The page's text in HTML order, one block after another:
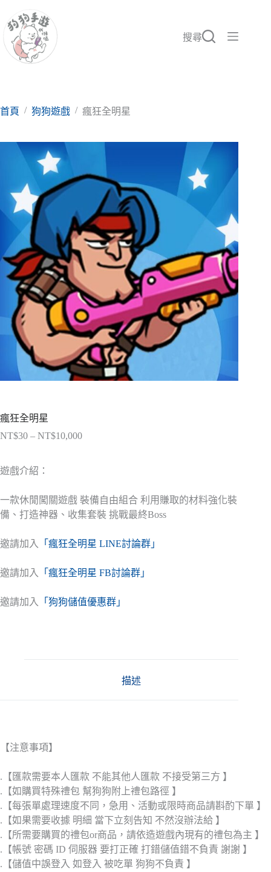
至
要
搜尋
首頁 / 狗狗遊戲 / 瘋狂全明星
瘋狂全明星
NT$30 – NT$10,000價
NT$30
到
NT$10,000
遊戲介紹：
一款休閒闖關遊戲 裝備自由組合 利用賺取的材料強化裝
備、打造神器、收集套裝 挑戰最終Boss
邀請加入 「瘋狂全明星 LINE討論群」
邀請加入 「瘋狂全明星 FB討論群」
邀請加入 「狗狗儲值優惠群」
描述
【注意事項】
.【匯款需要本人匯款 不能其他人匯款 不接受第三方 】
.【如購買特殊禮包 幫狗狗附上禮包路徑 】
.【每張單處理速度不同，急用、活動或限時商品請斟酌下單 】
.【如果需要收據 明細 當下立刻告知 不然沒辦法給 】
.【所需要購買的禮包or商品，請依造遊戲內現有的禮包為主 】
.【帳號 密碼 ID 伺服器 要打正確 打錯儲值錯不負責 謝謝 】
.【儲值中誤登入 如登入 被吃單 狗狗不負責 】